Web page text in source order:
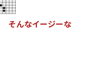
そんなイージーな